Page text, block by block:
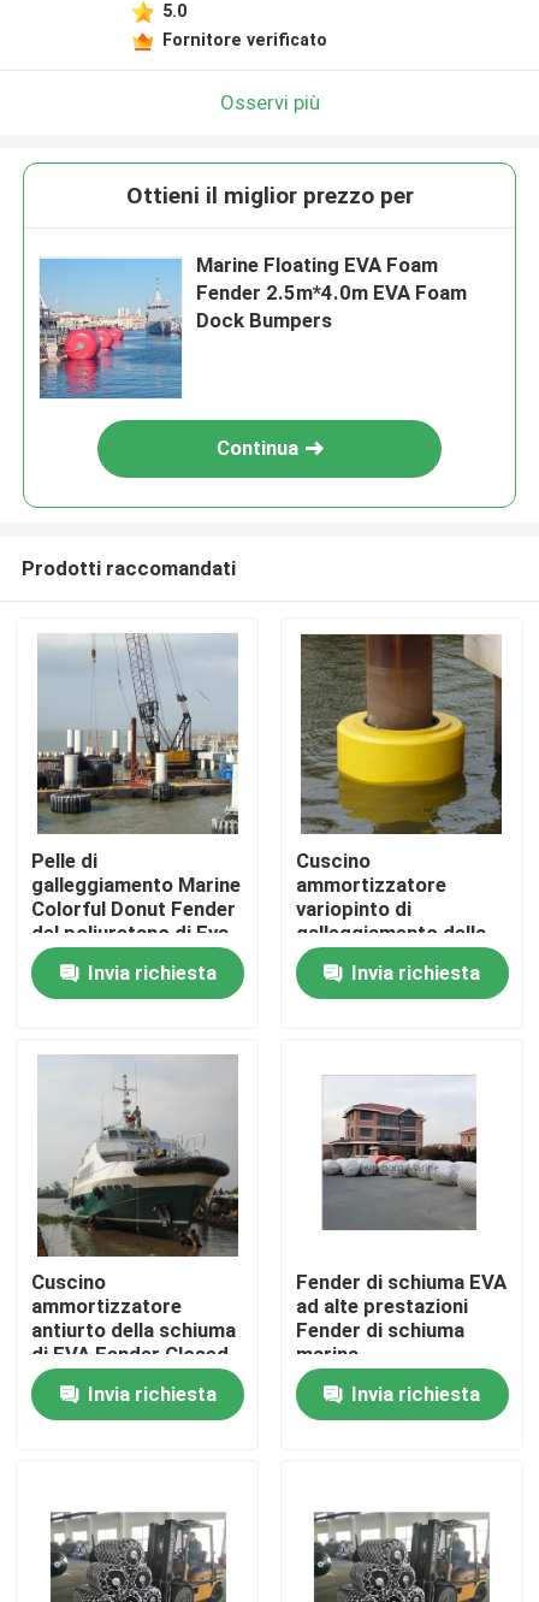
Casa
Prodotti
Circa noi
Giro della fabbrica
Controllo di qualità
Contattici
Notizie
Cuscino ammortizzatore pneumatico di Yokohama
idro cuscino ammortizzatore pneumatico
5.0
Fornitore verificato
Osservi più
Ottieni il miglior prezzo per
Marine Floating EVA Foam
Fender 2.5m*4.0m EVA Foam
Dock Bumpers
Continua
Prodotti raccomandati
Pelle di
galleggiamento Marine
Colorful Donut Fender
del poliuretano di Eva
Foam Filled Fender
With
Invia richiesta
Cuscino
ammortizzatore
variopinto di
galleggiamento della
schiuma del
poliuretano per il
cuscino
ciambella di
protezione della barca
Invia richiesta
Cuscino
ammortizzatore
antiurto della schiuma
di EVA Fender Closed
Cell Polyethylene per
l'yacht della barca
Invia richiesta
Fender di schiuma EVA
ad alte prestazioni
Fender di schiuma
marina
completamente
personalizzabili
Invia richiesta